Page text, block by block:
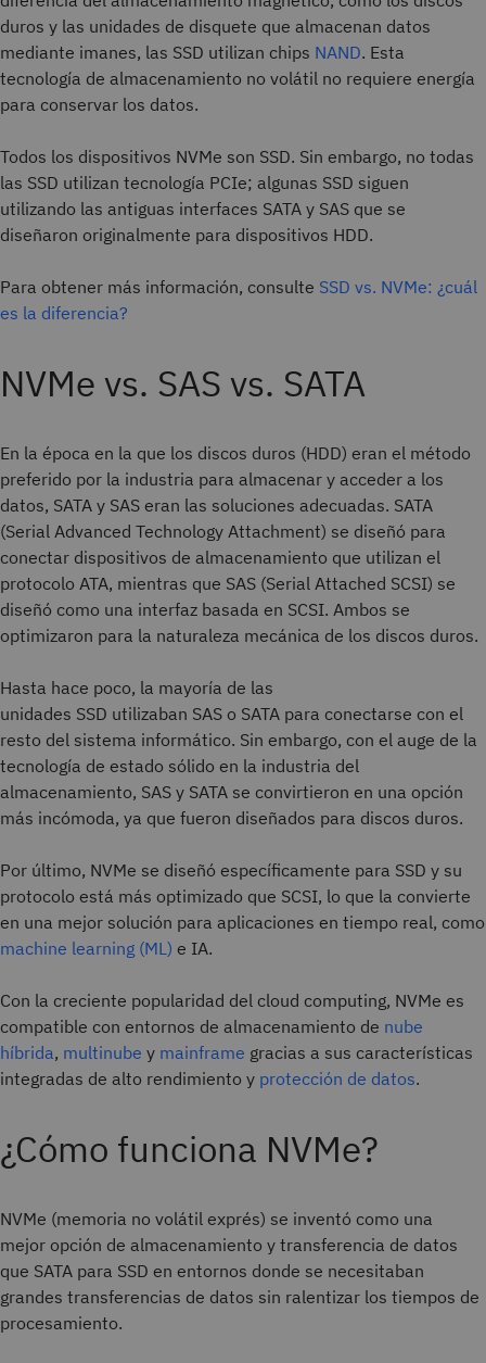
duros y las unidades de disquete que almacenan datos
mediante imanes, las SSD utilizan chips NAND. Esta
tecnología de almacenamiento no volátil no requiere energía
para conservar los datos.
Todos los dispositivos NVMe son SSD. Sin embargo, no todas
las SSD utilizan tecnología PCIe; algunas SSD siguen
utilizando las antiguas interfaces SATA y SAS que se
diseñaron originalmente para dispositivos HDD.
Para obtener más información, consulte SSD vs. NVMe: ¿cuál
es la diferencia?
NVMe vs. SAS vs. SATA
En la época en la que los discos duros (HDD) eran el método
preferido por la industria para almacenar y acceder a los
datos, SATA y SAS eran las soluciones adecuadas. SATA
(Serial Advanced Technology Attachment) se diseñó para
conectar dispositivos de almacenamiento que utilizan el
protocolo ATA, mientras que SAS (Serial Attached SCSI) se
diseñó como una interfaz basada en SCSI. Ambos se
optimizaron para la naturaleza mecánica de los discos duros.
Hasta hace poco, la mayoría de las
unidades SSD utilizaban SAS o SATA para conectarse con el
resto del sistema informático. Sin embargo, con el auge de la
tecnología de estado sólido en la industria del
almacenamiento, SAS y SATA se convirtieron en una opción
más incómoda, ya que fueron diseñados para discos duros.
Por último, NVMe se diseñó específicamente para SSD y su
protocolo está más optimizado que SCSI, lo que la convierte
en una mejor solución para aplicaciones en tiempo real, como
machine learning (ML) e IA.
Con la creciente popularidad del cloud computing, NVMe es
compatible con entornos de almacenamiento de nube
híbrida, multinube y mainframe gracias a sus características
integradas de alto rendimiento y protección de datos.
¿Cómo funciona NVMe?
NVMe (memoria no volátil exprés) se inventó como una
mejor opción de almacenamiento y transferencia de datos
que SATA para SSD en entornos donde se necesitaban
grandes transferencias de datos sin ralentizar los tiempos de
procesamiento.